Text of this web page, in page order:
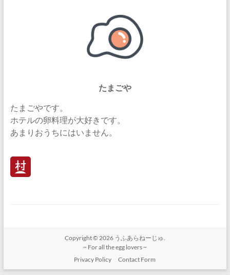
たまごや
たまごやです。
ホテルの卵料理が大好きです。
あまりおうちにはいません。
Copyright © 2026 うふあらねーじゅ.
~ For all the egg lovers ~
Privacy Policy
Contact Form